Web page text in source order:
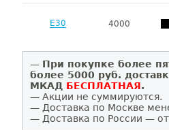
E30 4000
— При покупке более
более 5000 руб.
МКАД БЕСПЛАТНАЯ.
— Акции не суммируются.
— Доставка по Москве
— Доставка по России —